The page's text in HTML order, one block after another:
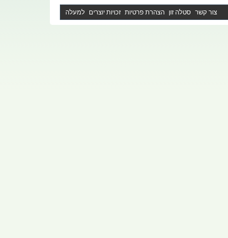
צור קשר סטלה זון הצהרת פרטיות זכויות יוצרים למעלה